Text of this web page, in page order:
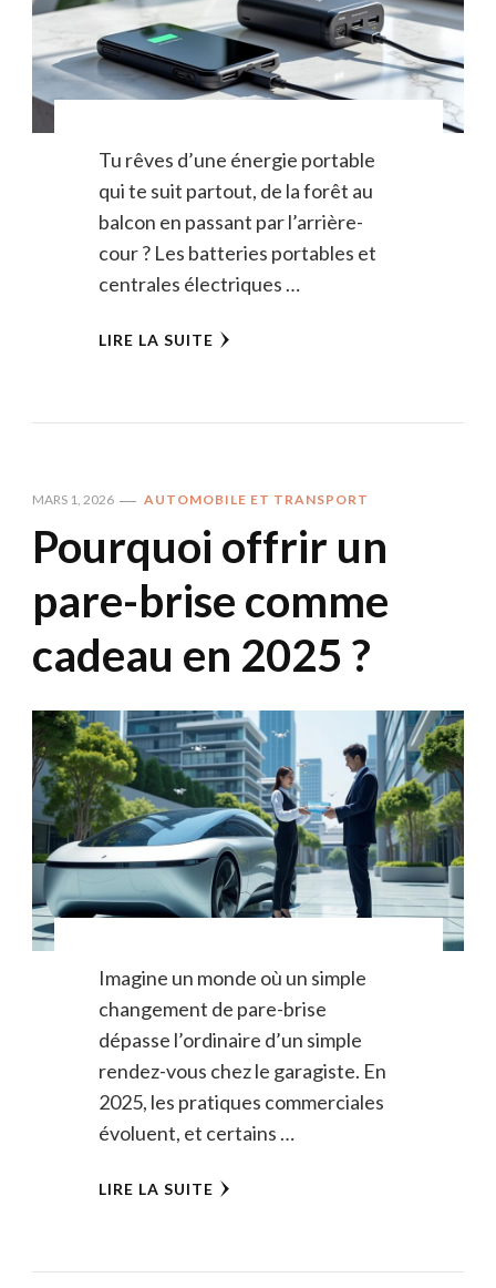
Tu rêves d’une énergie portable
qui te suit partout, de la forêt au
balcon en passant par l’arrière-
cour ? Les batteries portables et
centrales électriques …
LIRE LA SUITE
MARS 1, 2026 AUTOMOBILE ET TRANSPORT
Pourquoi offrir un
pare-brise comme
cadeau en 2025 ?
Imagine un monde où un simple
changement de pare-brise
dépasse l’ordinaire d’un simple
rendez-vous chez le garagiste. En
2025, les pratiques commerciales
évoluent, et certains …
LIRE LA SUITE